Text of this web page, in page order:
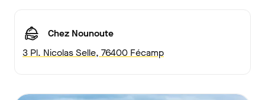
Chez Nounoute
3 Pl. Nicolas Selle, 76400 Fécamp